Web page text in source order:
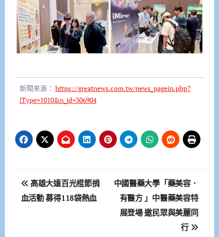
新聞來源： https://greatnews.com.tw/news_pagein.php?
iType=1010&n_id=306904
文
章
高雄大遠百光棍節捐
血活動 募得118袋熱血
中國醫藥大學「藥美容．
有醫方 」中醫藥美容特
展登場 邀民眾與美麗同
行